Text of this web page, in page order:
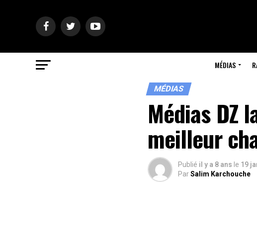
MÉDIAS
MÉDIAS
Médias DZ
meilleur
Publié il y a 8 ans le 19
ParSalim Karchouche